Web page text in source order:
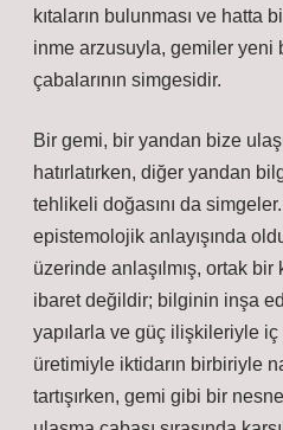
kıtaların bulunması ve hatta
inme arzusuyla, gemiler yeni
çabalarının simgesidir.
Bir gemi, bir yandan bize
hatırlatırken, diğer yandan
tehlikeli doğasını da
epistemolojik anlayışında
üzerinde anlaşılmış, ortak
ibaret değildir; bilginin inşa
yapılarla ve güç ilişkileriyle
üretimiyle iktidarın birbiriyle
tartışırken, gemi gibi bir